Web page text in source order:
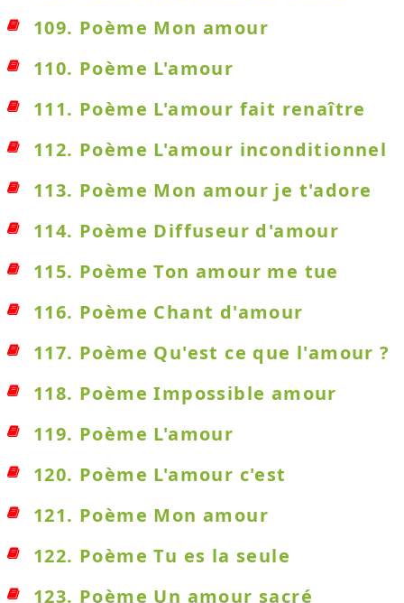
109. Poème Mon amour
110. Poème L'amour
111. Poème L'amour fait renaître
112. Poème L'amour inconditionnel
113. Poème Mon amour je t'adore
114. Poème Diffuseur d'amour
115. Poème Ton amour me tue
116. Poème Chant d'amour
117. Poème Qu'est ce que l'amour ?
118. Poème Impossible amour
119. Poème L'amour
120. Poème L'amour c'est
121. Poème Mon amour
122. Poème Tu es la seule
123. Poème Un amour sacré